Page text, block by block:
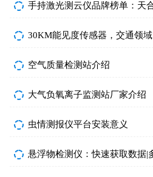
空气质量检测站介绍
大气负氧离子监测站厂家介绍
虫情测报仪平台安装意义